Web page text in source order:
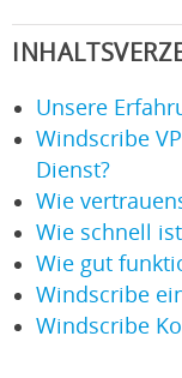
Unsere
Windscribe
Dienst?
Wie
Wie schnell
Wie gut
Windscribe
Windscribe